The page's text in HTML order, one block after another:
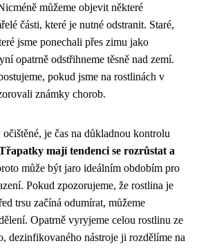
můžeme objevit některé
části, které je nutné odstranit. Staré,
jsme ponechali přes zimu jako
opatrně odstřihneme těsně nad zemí.
pokud jsme na rostlinách v
známky chorob.
je čas na důkladnou kontrolu
mají tendenci se rozrůstat a
může být jaro ideálním obdobím pro
Pokud zpozorujeme, že rostlina je
trsu začíná odumírat, můžeme
Opatrně vyryjeme celou rostlinu ze
dezinfikovaného nástroje ji rozdělíme na